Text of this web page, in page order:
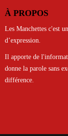
À PROPOS
Les Manchettes c'est
d’expression.
Il apporte de
donne la parole sans
différence.